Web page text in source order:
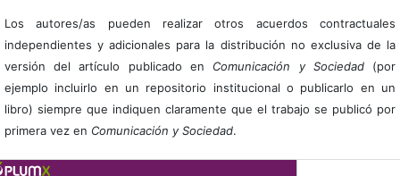
Los autores/as pueden realizar otros acuerdos contractuales
independientes y adicionales para la distribución no exclusiva de la
versión del artículo publicado en Comunicación y Sociedad(por
ejemplo incluirlo en un repositorio institucional o publicarlo en un
libro) siempre que indiquen claramente que el trabajo se publicó por
primera vez en Comunicación y Sociedad.